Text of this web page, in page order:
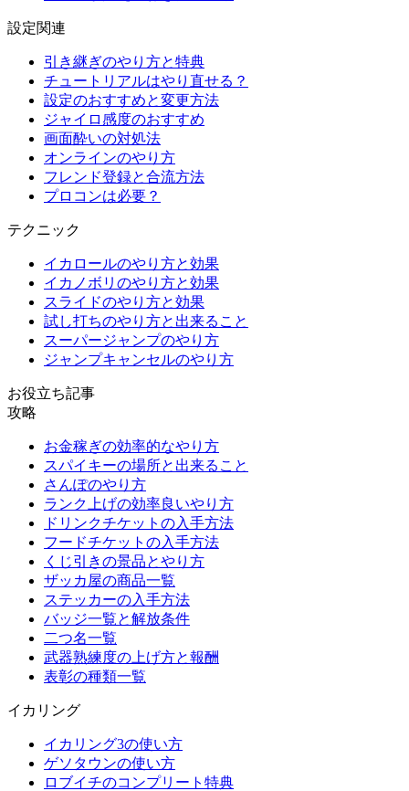
設定関連
引き継ぎのやり方と特典
チュートリアルはやり直せる？
設定のおすすめと変更方法
ジャイロ感度のおすすめ
画面酔いの対処法
オンラインのやり方
フレンド登録と合流方法
プロコンは必要？
テクニック
イカロールのやり方と効果
イカノボリのやり方と効果
スライドのやり方と効果
試し打ちのやり方と出来ること
スーパージャンプのやり方
ジャンプキャンセルのやり方
お役立ち記事
攻略
お金稼ぎの効率的なやり方
スパイキーの場所と出来ること
さんぽのやり方
ランク上げの効率良いやり方
ドリンクチケットの入手方法
フードチケットの入手方法
くじ引きの景品とやり方
ザッカ屋の商品一覧
ステッカーの入手方法
バッジ一覧と解放条件
二つ名一覧
武器熟練度の上げ方と報酬
表彰の種類一覧
イカリング
イカリング3の使い方
ゲソタウンの使い方
ロブイチのコンプリート特典